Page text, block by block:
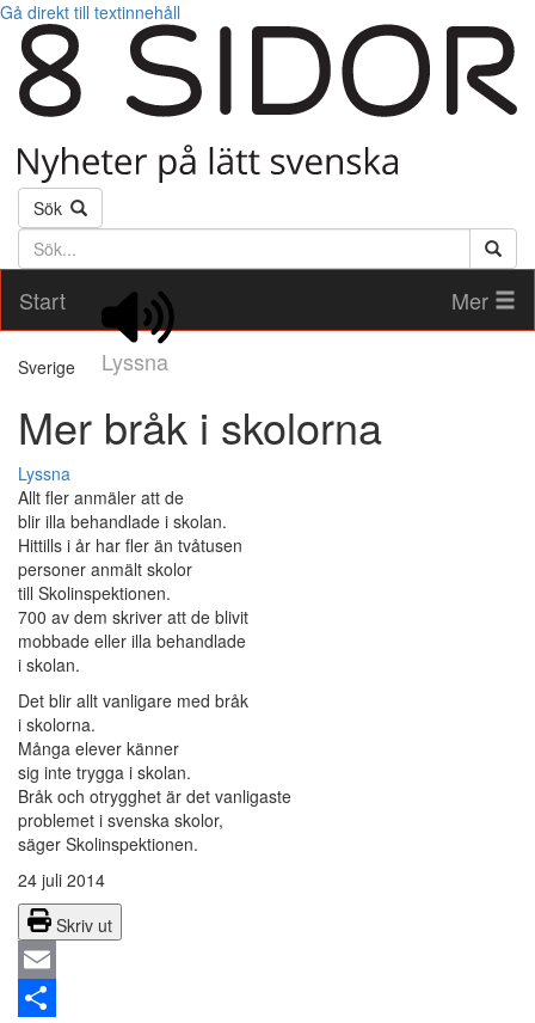
Gå direkt till textinnehåll
Sök
Söktext
Start
Lyssna
Mer
Sverige
Mer bråk i skolorna
Lyssna
Allt fler anmäler att de
blir illa behandlade i skolan.
Hittills i år har fler än tvåtusen
personer anmält skolor
till Skolinspektionen.
700 av dem skriver att de blivit
mobbade eller illa behandlade
i skolan.
Det blir allt vanligare med bråk
i skolorna.
Många elever känner
sig inte trygga i skolan.
Bråk och otrygghet är det vanligaste
problemet i svenska skolor,
säger Skolinspektionen.
24 juli 2014
Skriv ut
Email